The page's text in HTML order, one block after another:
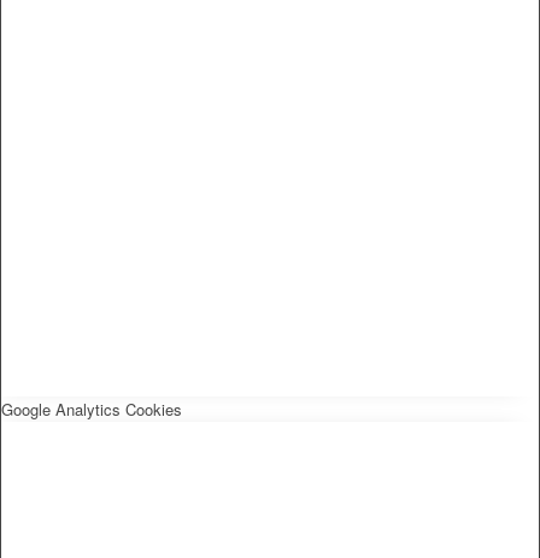
Google Analytics Cookies